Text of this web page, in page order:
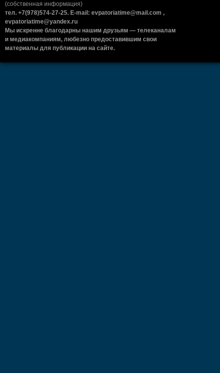
(собственная информация)
тел. +7(978)574-27-25. E-mail: evpatoriatime@mail.com ,
evpatoriatime@yandex.ru
Мы искренне благодарны нашим друзьям — телеканалам
и медиакомпаниям, любезно предоставившим свои
материалы для публикации на сайте.